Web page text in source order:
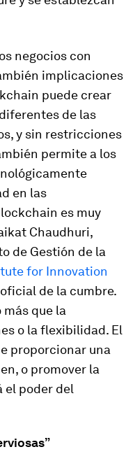
negocios con
implicaciones
puede crear
de las
y sin restricciones
permite a los
en las
es muy
Chaudhuri,
de Gestión de la
for Innovation
de la cumbre.
que la
o la flexibilidad. El
proporcionar una
o promover la
el poder del